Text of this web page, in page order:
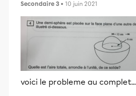
Secondaire 3 • 10 juin 2021
voici le probleme au